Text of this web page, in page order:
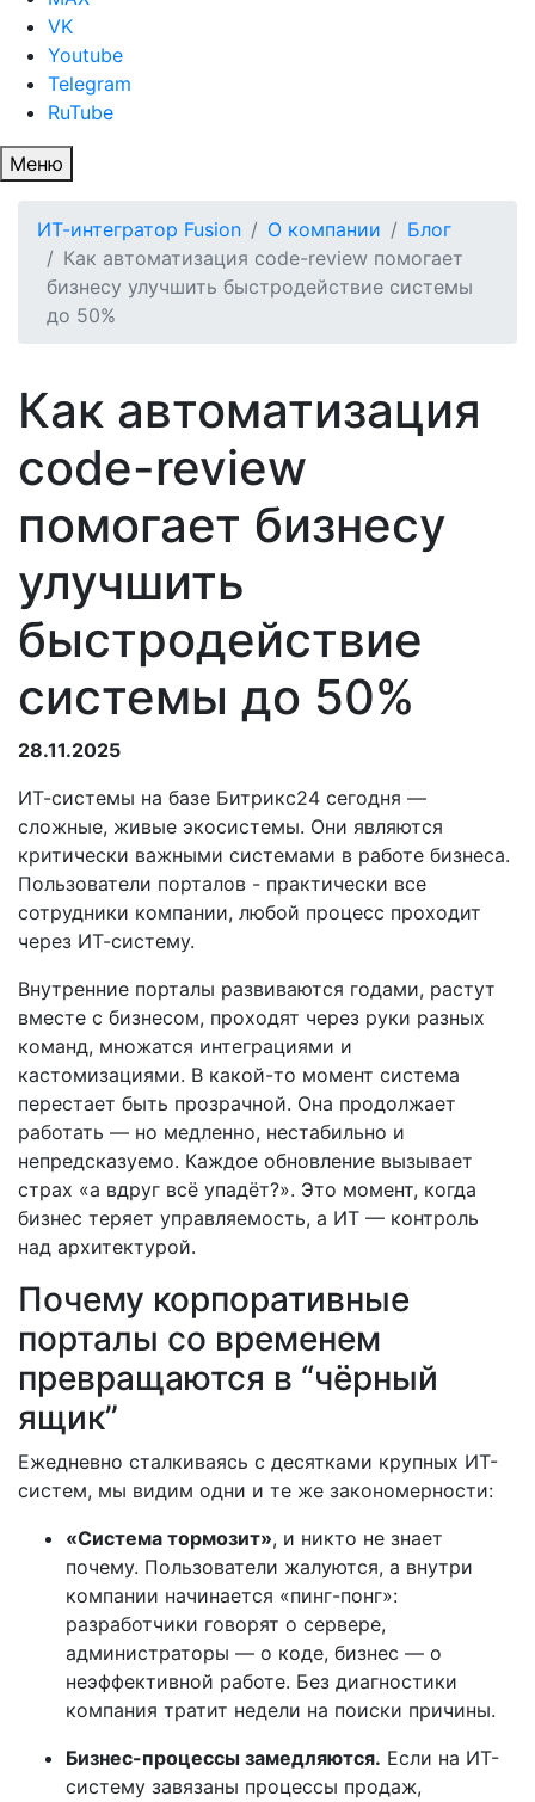
VK
Youtube
Telegram
RuTube
Меню
ИТ-интегратор Fusion О компании
Блог
Как автоматизация code-review помогает
бизнесу улучшить быстродействие системы
до 50%
Как автоматизация
code-review
помогает бизнесу
улучшить
быстродействие
системы до 50%
28.11.2025
ИТ-системы на базе Битрикс24 сегодня —
сложные, живые экосистемы. Они являются
критически важными системами в работе бизнеса.
Пользователи порталов - практически все
сотрудники компании, любой процесс проходит
через ИТ-систему.
Внутренние порталы развиваются годами, растут
вместе с бизнесом, проходят через руки разных
команд, множатся интеграциями и
кастомизациями. В какой-то момент система
перестает быть прозрачной. Она продолжает
работать — но медленно, нестабильно и
непредсказуемо. Каждое обновление вызывает
страх «а вдруг всё упадёт?». Это момент, когда
бизнес теряет управляемость, а ИТ — контроль
над архитектурой.
Почему корпоративные
порталы со временем
превращаются в “чёрный
ящик”
Ежедневно сталкиваясь с десятками крупных ИТ-
систем, мы видим одни и те же закономерности:
«Система тормозит», и никто не знает
почему. Пользователи жалуются, а внутри
компании начинается «пинг-понг»:
разработчики говорят о сервере,
администраторы — о коде, бизнес — о
неэффективной работе. Без диагностики
компания тратит недели на поиски причины.
Бизнес-процессы замедляются. Если на ИТ-
систему завязаны процессы продаж,